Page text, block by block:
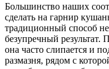
Большинство наших
сделать на гарнир
традиционный способ не
безупречный
она часто слипается и
размазня, рядом с